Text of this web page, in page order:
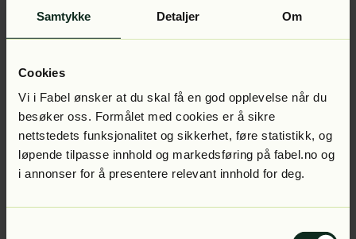
Samtykke Detaljer Om
Cookies
Vi i Fabel ønsker at du skal få en god opplevelse når du
besøker oss. Formålet med cookies er å sikre
nettstedets funksjonalitet og sikkerhet, føre statistikk, og
løpende tilpasse innhold og markedsføring på fabel.no og
i annonser for å presentere relevant innhold for deg.